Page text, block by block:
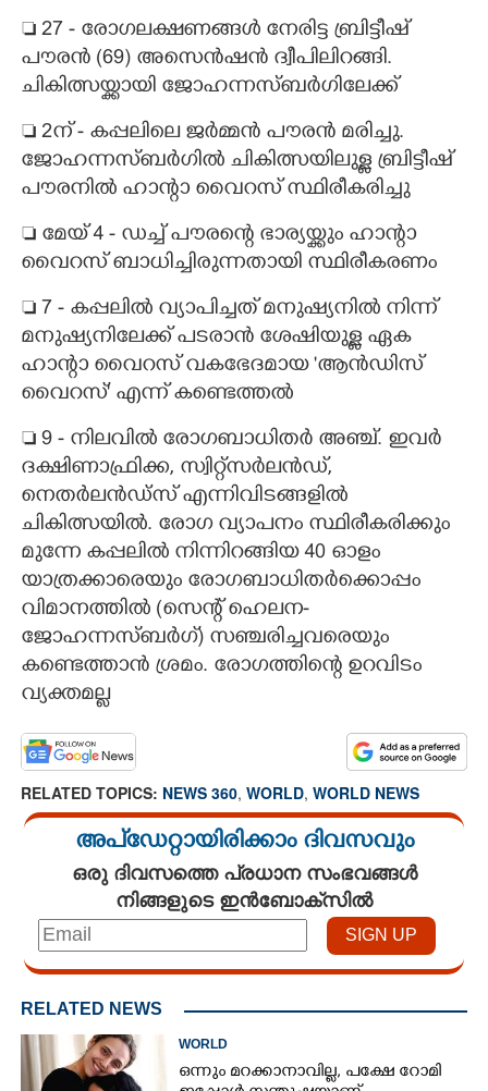
 27 - രോഗലക്ഷണങ്ങൾ നേരിട്ട ബ്രിട്ടീഷ്
പൗരൻ (69) അസെൻഷൻ ദ്വീപിലിറങ്ങി.
ചികിത്സയ്ക്കായി ജോഹന്നസ്ബർഗിലേക്ക്
 2ന് - കപ്പലിലെ ജർമ്മൻ പൗരൻ മരിച്ചു.
ജോഹന്നസ്ബർഗിൽ ചികിത്സയിലുള്ള ബ്രിട്ടീഷ്
പൗരനിൽ ഹാന്റാ വൈറസ് സ്ഥിരീകരിച്ചു
 മേയ് 4 - ഡച്ച് പൗരന്റെ ഭാര്യയ്ക്കും ഹാന്റാ
വൈറസ് ബാധിച്ചിരുന്നതായി സ്ഥിരീകരണം
 7 - കപ്പലിൽ വ്യാപിച്ചത് മനുഷ്യനിൽ നിന്ന്
മനുഷ്യനിലേക്ക് പടരാൻ ശേഷിയുള്ള ഏക
ഹാന്റാ വൈറസ് വകഭേദമായ 'ആൻഡിസ്
വൈറസ്" എന്ന് കണ്ടെത്തൽ
 9 - നിലവിൽ രോഗബാധിതർ അഞ്ച്. ഇവർ
ദക്ഷിണാഫ്രിക്ക, സ്വിറ്റ്സർലൻഡ്,
നെതർലൻഡ്സ് എന്നിവിടങ്ങളിൽ
ചികിത്സയിൽ. രോഗ വ്യാപനം സ്ഥിരീകരിക്കും
മുന്നേ കപ്പലിൽ നിന്നിറങ്ങിയ 40 ഓളം
യാത്രക്കാരെയും രോഗബാധിതർക്കൊപ്പം
വിമാനത്തിൽ (സെന്റ് ഹെലന-
ജോഹന്നസ്ബർഗ്) സഞ്ചരിച്ചവരെയും
കണ്ടെത്താൻ ശ്രമം. രോഗത്തിന്റെ ഉറവിടം
വ്യക്തമല്ല
RELATED TOPICS: NEWS 360, WORLD, WORLD NEWS
അപ്ഡേറ്റായിരിക്കാം ദിവസവും
ഒരു ദിവസത്തെ പ്രധാന സംഭവങ്ങൾ
നിങ്ങളുടെ ഇൻബോക്സിൽ
RELATED NEWS
WORLD
ഒന്നും മറക്കാനാവില്ല, പക്ഷേ റോമി